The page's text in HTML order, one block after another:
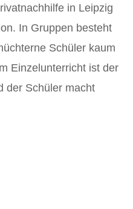
in Leipzig
In Gruppen besteht
Schüler kaum
Einzelunterricht ist der
der Schüler macht